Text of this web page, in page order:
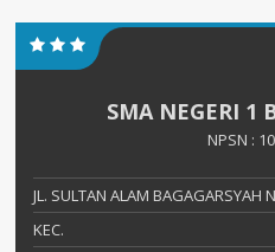
SMA NEGERI 1
NPSN :
JL. SULTAN ALAM BAGAGARSYAH
KEC.